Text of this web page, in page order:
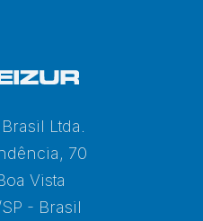
Ltda.
70
Vista
- Brasil